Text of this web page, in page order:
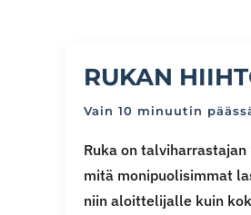
RUKAN
Vain 10 minuutin
Ruka on
mitä monipuolisimmat
niin aloittelijalle kuin